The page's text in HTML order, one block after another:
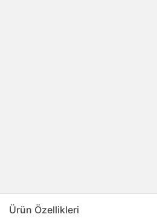
Ürün Özellikleri